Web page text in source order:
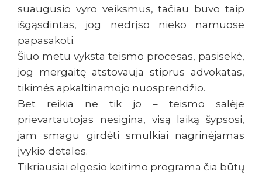
suaugusio vyro veiksmus, tačiau buvo taip
išgąsdintas, jog nedrįso nieko namuose
papasakoti.
Šiuo metu vyksta teismo procesas, pasisekė,
jog mergaitę atstovauja stiprus advokatas,
tikimės apkaltinamojo nuosprendžio.
Bet reikia ne tik jo – teismo salėje
prievartautojas nesigina, visą laiką šypsosi,
jam smagu girdėti smulkiai nagrinėjamas
įvykio detales.
Tikriausiai elgesio keitimo programa čia būtų